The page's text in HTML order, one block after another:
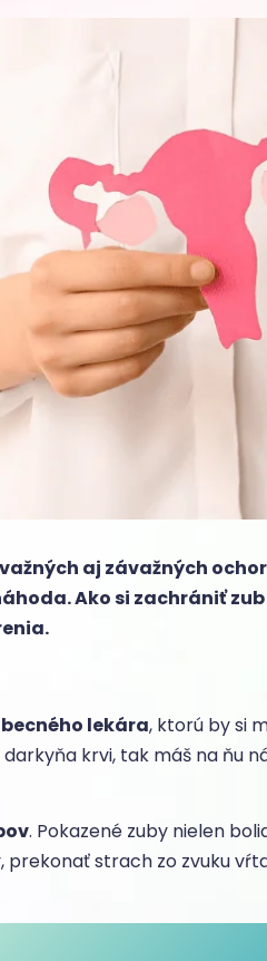
aj závažných
Ako si zachrániť
lekára, ktorú by si
krvi, tak máš na ňu
. Pokazené zuby nielen
prekonať strach zo zvuku